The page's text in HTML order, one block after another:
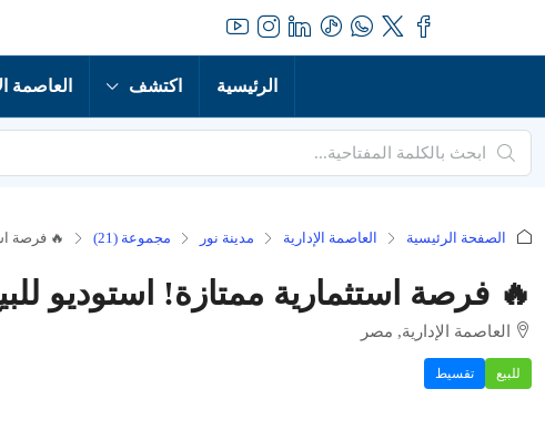
الرئيسية اكتشف العاصمة
الصفحة الرئيسية العاصمة الإدارية مدينة نور مجموعة (21) 🔥 فرصة
🔥 فرصة استثمارية ممتازة! استوديو
العاصمة الإدارية, مصر
للبيع تقسيط